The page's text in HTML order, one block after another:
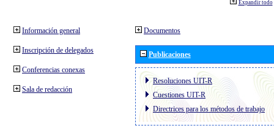
Expandir todo
Información general
Inscripción de delegados
Conferencias conexas
Sala de redacción
Documentos
Publicaciones
Resoluciones UIT-R
Cuestiones UIT-R
Directrices para los métodos de trabajo